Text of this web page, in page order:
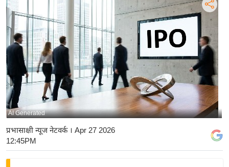
ष्ट्री
य
अं
ष्ट्री
य
बि
ज़
ने
स
AI Generated
प्रभासाक्षी न्यूज नेटवर्क। Apr 27 2026
12:45PM